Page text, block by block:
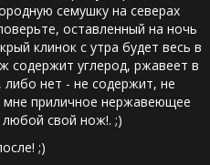
семушку на северах
оставленный на ночь
клинок с утра будет весь в
содержит углерод, ржавеет в
либо нет - не содержит, не
приличное нержавеющее
свой нож!. ;)
;)